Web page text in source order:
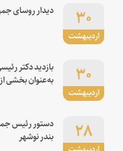
اردیبهشت
۳۰ دیدار روسای
اردیبهشت
۳۰
بازدید دکتر
به‌عنوان بخشی
۲۸
دستور رئیس
بندر نوشهر